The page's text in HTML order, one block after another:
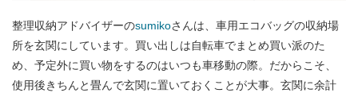
整理収納アドバイザーのsumikoさんは、車用エコバッグの収納場
所を玄関にしています。買い出しは自転車でまとめ買い派のた
め、予定外に買い物をするのはいつも車移動の際。だからこそ、
使用後きちんと畳んで玄関に置いておくことが大事。玄関に余計